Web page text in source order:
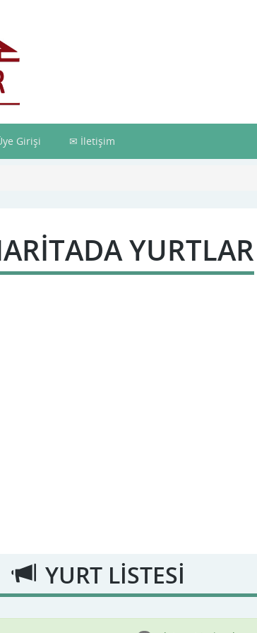
Girişi İletişim
YURTLAR
YURT LİSTESİ